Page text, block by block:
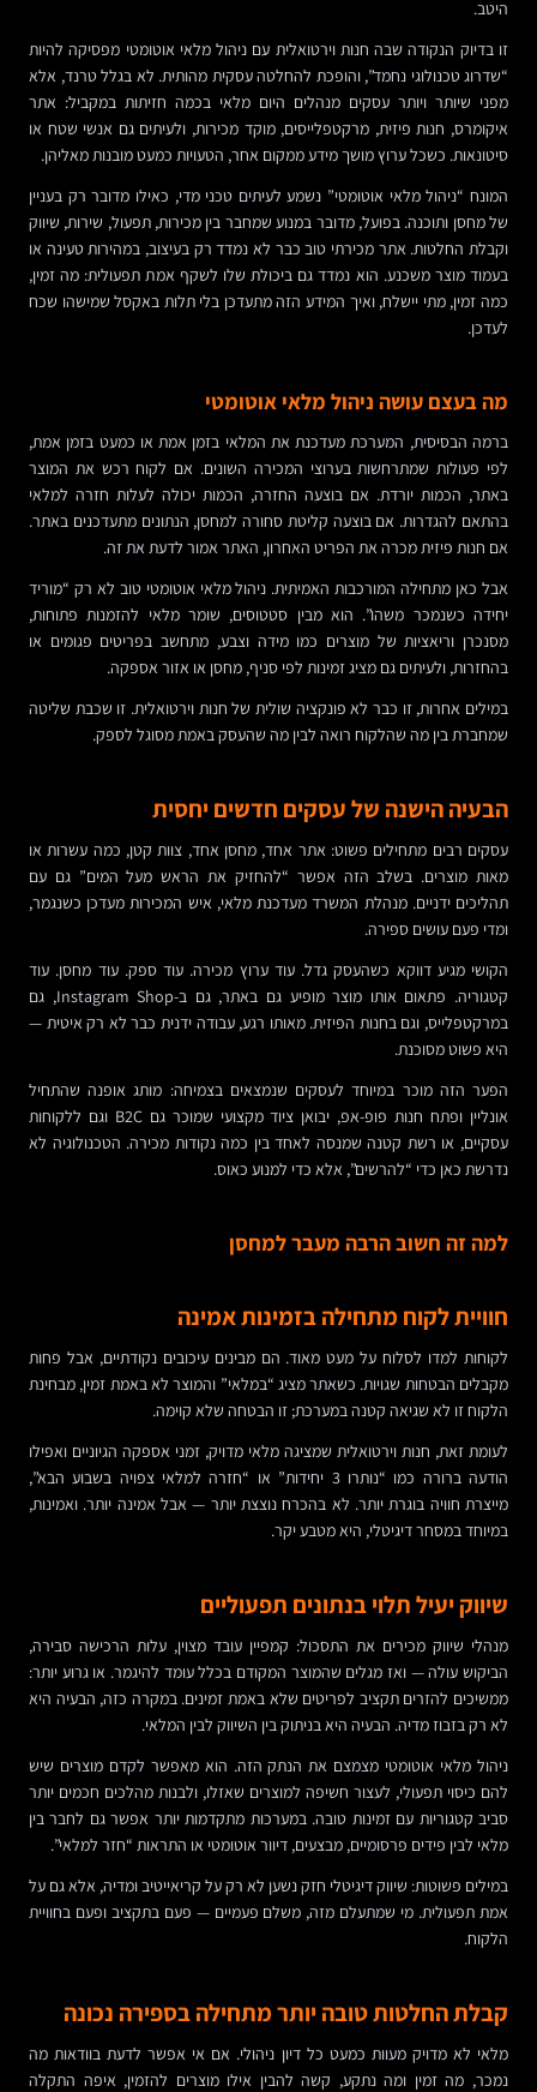
היטב.
זו בדיוק הנקודה שבה חנות וירטואלית עם ניהול מלאי אוטומטי מפסיקה להיות
“שדרוג טכנולוגי נחמד”, והופכת להחלטה עסקית מהותית. לא בגלל טרנד, אלא
מפני שיותר ויותר עסקים מנהלים היום מלאי בכמה חזיתות במקביל: אתר
איקומרס, חנות פיזית, מרקטפלייסים, מוקד מכירות, ולעיתים גם אנשי שטח או
סיטונאות. כשכל ערוץ מושך מידע ממקום אחר, הטעויות כמעט מובנות מאליהן.
המונח “ניהול מלאי אוטומטי” נשמע לעיתים טכני מדי, כאילו מדובר רק בעניין
של מחסן ותוכנה. בפועל, מדובר במנוע שמחבר בין מכירות, תפעול, שירות, שיווק
וקבלת החלטות. אתר מכירתי טוב כבר לא נמדד רק בעיצוב, במהירות טעינה או
בעמוד מוצר משכנע. הוא נמדד גם ביכולת שלו לשקף אמת תפעולית: מה זמין,
כמה זמין, מתי יישלח, ואיך המידע הזה מתעדכן בלי תלות באקסל שמישהו שכח
לעדכן.
מה בעצם עושה ניהול מלאי אוטומטי
ברמה הבסיסית, המערכת מעדכנת את המלאי בזמן אמת או כמעט בזמן אמת,
לפי פעולות שמתרחשות בערוצי המכירה השונים. אם לקוח רכש את המוצר
באתר, הכמות יורדת. אם בוצעה החזרה, הכמות יכולה לעלות חזרה למלאי
בהתאם להגדרות. אם בוצעה קליטת סחורה למחסן, הנתונים מתעדכנים באתר.
אם חנות פיזית מכרה את הפריט האחרון, האתר אמור לדעת את זה.
אבל כאן מתחילה המורכבות האמיתית. ניהול מלאי אוטומטי טוב לא רק “מוריד
יחידה כשנמכר משהו”. הוא מבין סטטוסים, שומר מלאי להזמנות פתוחות,
מסנכרן וריאציות של מוצרים כמו מידה וצבע, מתחשב בפריטים פגומים או
בהחזרות, ולעיתים גם מציג זמינות לפי סניף, מחסן או אזור אספקה.
במילים אחרות, זו כבר לא פונקציה שולית של חנות וירטואלית. זו שכבת שליטה
שמחברת בין מה שהלקוח רואה לבין מה שהעסק באמת מסוגל לספק.
הבעיה הישנה של עסקים חדשים יחסית
עסקים רבים מתחילים פשוט: אתר אחד, מחסן אחד, צוות קטן, כמה עשרות או
מאות מוצרים. בשלב הזה אפשר “להחזיק את הראש מעל המים” גם עם
תהליכים ידניים. מנהלת המשרד מעדכנת מלאי, איש המכירות מעדכן כשנגמר,
ומדי פעם עושים ספירה.
הקושי מגיע דווקא כשהעסק גדל. עוד ערוץ מכירה. עוד ספק. עוד מחסן. עוד
קטגוריה. פתאום אותו מוצר מופיע גם באתר, גם ב-Instagram Shop, גם
במרקטפלייס, וגם בחנות הפיזית. מאותו רגע, עבודה ידנית כבר לא רק איטית —
היא פשוט מסוכנת.
הפער הזה מוכר במיוחד לעסקים שנמצאים בצמיחה: מותג אופנה שהתחיל
אונליין ופתח חנות פופ-אפ, יבואן ציוד מקצועי שמוכר גם B2C וגם ללקוחות
עסקיים, או רשת קטנה שמנסה לאחד בין כמה נקודות מכירה. הטכנולוגיה לא
נדרשת כאן כדי “להרשים”, אלא כדי למנוע כאוס.
למה זה חשוב הרבה מעבר למחסן
חוויית לקוח מתחילה בזמינות אמינה
לקוחות למדו לסלוח על מעט מאוד. הם מבינים עיכובים נקודתיים, אבל פחות
מקבלים הבטחות שגויות. כשאתר מציג “במלאי” והמוצר לא באמת זמין, מבחינת
הלקוח זו לא שגיאה קטנה במערכת; זו הבטחה שלא קוימה.
לעומת זאת, חנות וירטואלית שמציגה מלאי מדויק, זמני אספקה הגיוניים ואפילו
הודעה ברורה כמו “נותרו 3 יחידות” או “חזרה למלאי צפויה בשבוע הבא”,
מייצרת חוויה בוגרת יותר. לא בהכרח נוצצת יותר — אבל אמינה יותר. ואמינות,
במיוחד במסחר דיגיטלי, היא מטבע יקר.
שיווק יעיל תלוי בנתונים תפעוליים
מנהלי שיווק מכירים את התסכול: קמפיין עובד מצוין, עלות הרכישה סבירה,
הביקוש עולה — ואז מגלים שהמוצר המקודם בכלל עומד להיגמר. או גרוע יותר:
ממשיכים להזרים תקציב לפריטים שלא באמת זמינים. במקרה כזה, הבעיה היא
לא רק בזבוז מדיה. הבעיה היא בניתוק בין השיווק לבין המלאי.
ניהול מלאי אוטומטי מצמצם את הנתק הזה. הוא מאפשר לקדם מוצרים שיש
להם כיסוי תפעולי, לעצור חשיפה למוצרים שאזלו, ולבנות מהלכים חכמים יותר
סביב קטגוריות עם זמינות טובה. במערכות מתקדמות יותר אפשר גם לחבר בין
מלאי לבין פידים פרסומיים, מבצעים, דיוור אוטומטי או התראות “חזר למלאי”.
במילים פשוטות: שיווק דיגיטלי חזק נשען לא רק על קריאייטיב ומדיה, אלא גם על
אמת תפעולית. מי שמתעלם מזה, משלם פעמיים — פעם בתקציב ופעם בחוויית
הלקוח.
קבלת החלטות טובה יותר מתחילה בספירה נכונה
מלאי לא מדויק מעוות כמעט כל דיון ניהולי. אם אי אפשר לדעת בוודאות מה
נמכר, מה זמין ומה נתקע, קשה להבין אילו מוצרים להזמין, איפה התקלה